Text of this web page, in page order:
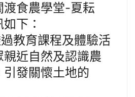
渡食農學堂-夏耘
下：
教育課程及體驗活
近自然及認識農
引發關懷土地的